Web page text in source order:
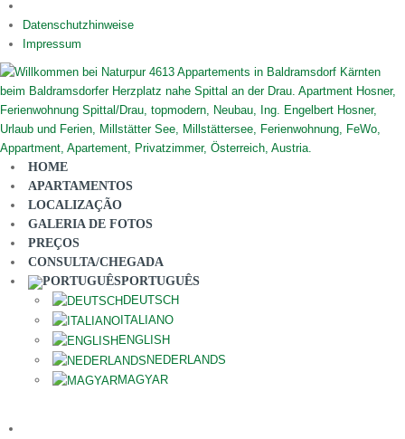
Datenschutzhinweise
Impressum
HOME
APARTAMENTOS
LOCALIZAÇÃO
GALERIA DE FOTOS
PREÇOS
CONSULTA/CHEGADA
PORTUGUÊS
DEUTSCH
ITALIANO
ENGLISH
NEDERLANDS
MAGYAR